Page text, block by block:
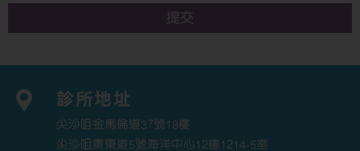
提交
診所地址
尖沙咀金馬倫道37號18樓
尖沙咀廣東道5號海洋中心12樓1214-5室